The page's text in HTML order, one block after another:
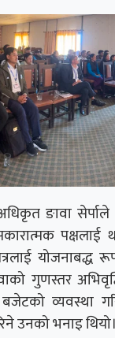
ङावा
योजनाबद्ध
गुणस्तर
व्यवस्था
उनको भनाइ थियो।